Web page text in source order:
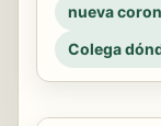
nueva
Colega